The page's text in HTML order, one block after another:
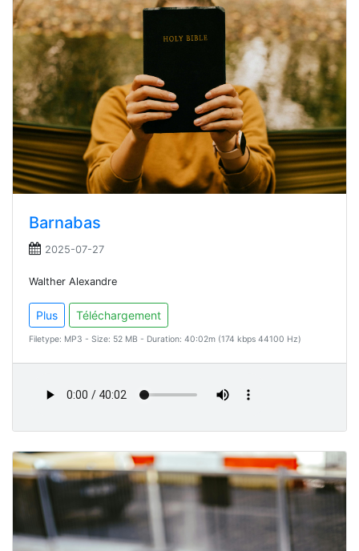
Barnabas
2025-07-27
Walther Alexandre
Plus Téléchargement
Filetype: MP3 - Size: 52 MB - Duration: 40:02m (174 kbps 44100 Hz)